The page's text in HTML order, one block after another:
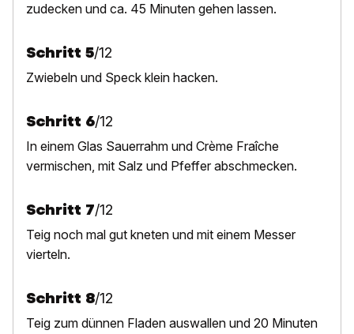
zudecken und ca. 45 Minuten gehen lassen.
Schritt 5/12
Zwiebeln und Speck klein hacken.
Schritt 6/12
In einem Glas Sauerrahm und Crème Fraîche
vermischen, mit Salz und Pfeffer abschmecken.
Schritt 7/12
Teig noch mal gut kneten und mit einem Messer
vierteln.
Schritt 8/12
Teig zum dünnen Fladen auswallen und 20 Minuten